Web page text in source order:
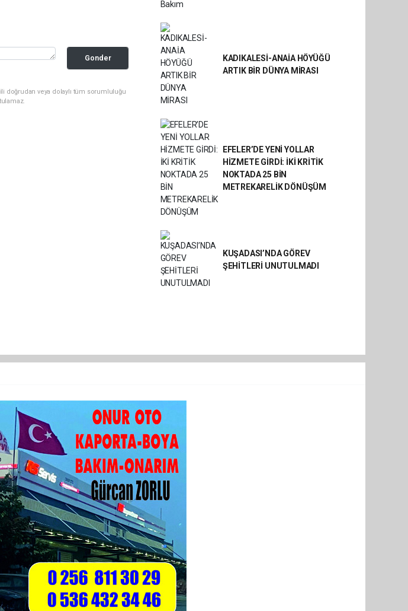
Gonder
doğrudan veya dolaylı tüm sorumluluğu
KADIKALESİ-ANAİA HÖYÜĞÜ
ARTIK BİR DÜNYA MİRASI
EFELER’DE YENİ YOLLAR
HİZMETE GİRDİ: İKİ KRİTİK
NOKTADA 25 BİN
METREKARELİK DÖNÜŞÜM
KUŞADASI’NDA GÖREV
ŞEHİTLERİ UNUTULMADI